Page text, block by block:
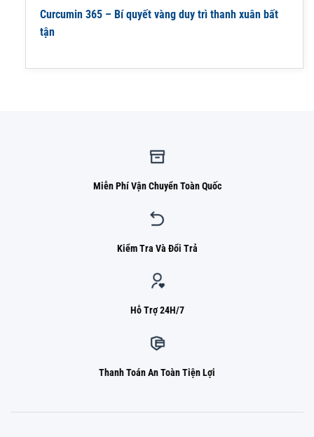
Curcumin 365 – Bí quyết vàng duy trì thanh xuân bất
tận
Miễn Phí Vận Chuyển Toàn Quốc
Kiểm Tra Và Đổi Trả
Hỗ Trợ 24H/7
Thanh Toán An Toàn Tiện Lợi